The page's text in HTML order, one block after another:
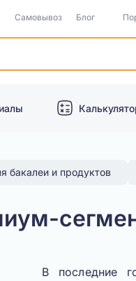
Самовывоз Блог
бакалеи и продуктов
В последние